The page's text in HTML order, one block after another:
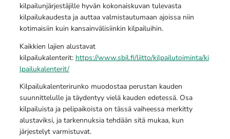
kilpailunjärjestäjille hyvän kokonaiskuvan tulevasta
kilpailukaudesta ja auttaa valmistautumaan ajoissa niin
kotimaisiin kuin kansainvälisiinkin kilpailuihin.
Kaikkien lajien alustavat
kilpailukalenterit: https://www.sbil.fi/liitto/kilpailutoiminta/ki
lpailukalenterit/
Kilpailukalenterirunko muodostaa perustan kauden
suunnittelulle ja täydentyy vielä kauden edetessä. Osa
kilpailuista ja pelipaikoista on tässä vaiheessa merkitty
alustaviksi, ja tarkennuksia tehdään sitä mukaa, kun
järjestelyt varmistuvat.